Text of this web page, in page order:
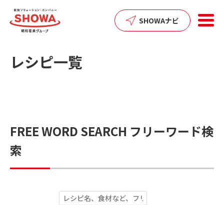
SHOWAナビ
レシピ一覧
FREE WORD SEARCH フリーワード検
索